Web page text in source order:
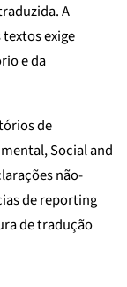
A
exige
e da
de
Social and
não-
de reporting
de tradução